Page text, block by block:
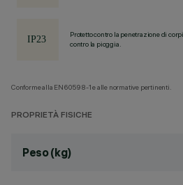
Protetto contro la penetrazione di
contro la pioggia.
Conforme alla EN60598-1 e alle normative pertinenti.
PROPRIETÀ FISICHE
Peso (kg)